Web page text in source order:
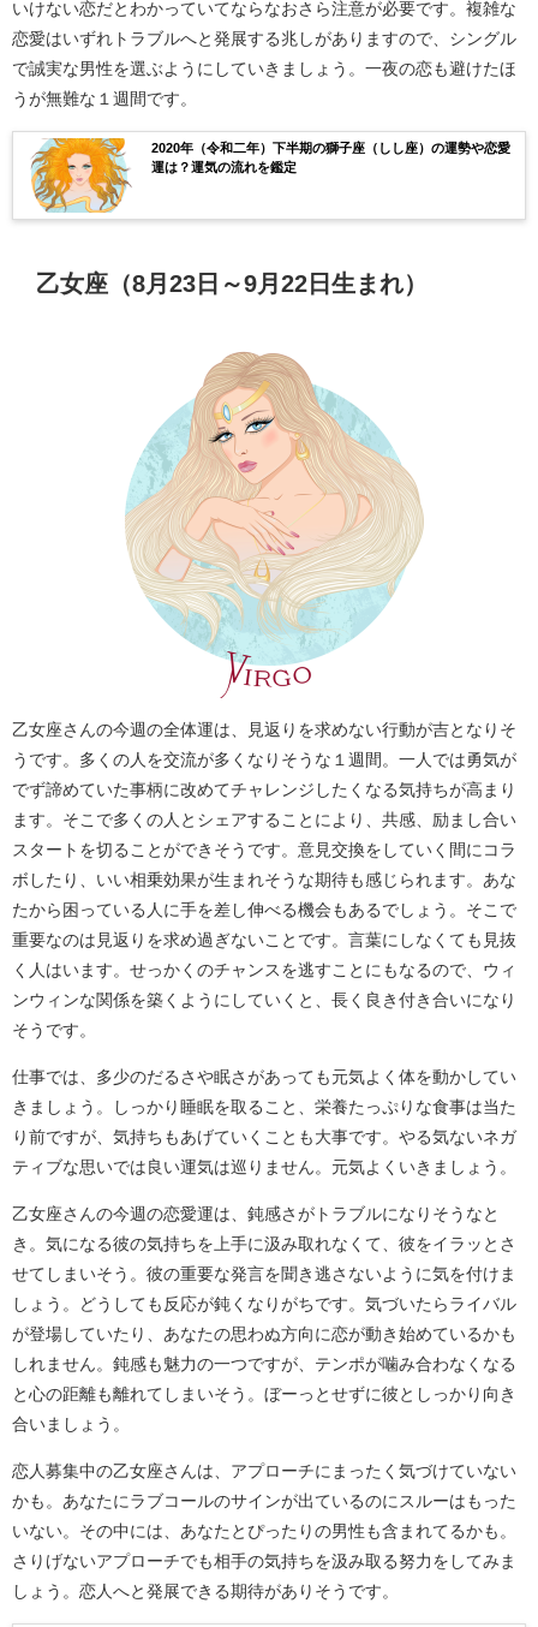
いけない恋だとわかっていてならなおさら注意が必要です。複雑な
恋愛はいずれトラブルへと発展する兆しがありますので、シングル
で誠実な男性を選ぶようにしていきましょう。一夜の恋も避けたほ
うが無難な１週間です。
2020年（令和二年）下半期の獅子座（しし座）の運勢や恋愛
運は？運気の流れを鑑定
乙女座（8月23日～9月22日生まれ）
乙女座さんの今週の全体運は、見返りを求めない行動が吉となりそ
うです。多くの人を交流が多くなりそうな１週間。一人では勇気が
でず諦めていた事柄に改めてチャレンジしたくなる気持ちが高まり
ます。そこで多くの人とシェアすることにより、共感、励まし合い
スタートを切ることができそうです。意見交換をしていく間にコラ
ボしたり、いい相乗効果が生まれそうな期待も感じられます。あな
たから困っている人に手を差し伸べる機会もあるでしょう。そこで
重要なのは見返りを求め過ぎないことです。言葉にしなくても見抜
く人はいます。せっかくのチャンスを逃すことにもなるので、ウィ
ンウィンな関係を築くようにしていくと、長く良き付き合いになり
そうです。
仕事では、多少のだるさや眠さがあっても元気よく体を動かしてい
きましょう。しっかり睡眠を取ること、栄養たっぷりな食事は当た
り前ですが、気持ちもあげていくことも大事です。やる気ないネガ
ティブな思いでは良い運気は巡りません。元気よくいきましょう。
乙女座さんの今週の恋愛運は、鈍感さがトラブルになりそうなと
き。気になる彼の気持ちを上手に汲み取れなくて、彼をイラッとさ
せてしまいそう。彼の重要な発言を聞き逃さないように気を付けま
しょう。どうしても反応が鈍くなりがちです。気づいたらライバル
が登場していたり、あなたの思わぬ方向に恋が動き始めているかも
しれません。鈍感も魅力の一つですが、テンポが噛み合わなくなる
と心の距離も離れてしまいそう。ぼーっとせずに彼としっかり向き
合いましょう。
恋人募集中の乙女座さんは、アプローチにまったく気づけていない
かも。あなたにラブコールのサインが出ているのにスルーはもった
いない。その中には、あなたとぴったりの男性も含まれてるかも。
さりげないアプローチでも相手の気持ちを汲み取る努力をしてみま
しょう。恋人へと発展できる期待がありそうです。